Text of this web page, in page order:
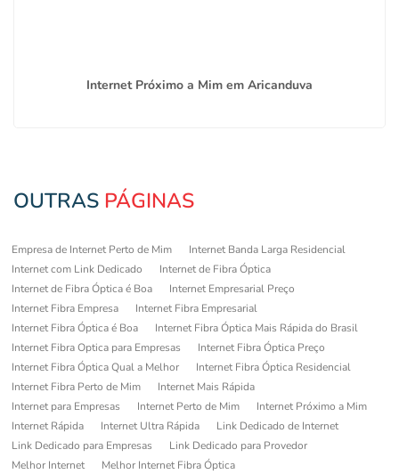
Internet Próximo a Mim em Aricanduva
OUTRAS PÁGINAS
Empresa de Internet Perto de Mim
Internet Banda Larga Residencial
Internet com Link Dedicado
Internet de Fibra Óptica
Internet de Fibra Óptica é Boa
Internet Empresarial Preço
Internet Fibra Empresa
Internet Fibra Empresarial
Internet Fibra Óptica é Boa
Internet Fibra Óptica Mais Rápida do Brasil
Internet Fibra Optica para Empresas
Internet Fibra Óptica Preço
Internet Fibra Óptica Qual a Melhor
Internet Fibra Óptica Residencial
Internet Fibra Perto de Mim
Internet Mais Rápida
Internet para Empresas
Internet Perto de Mim
Internet Próximo a Mim
Internet Rápida
Internet Ultra Rápida
Link Dedicado de Internet
Link Dedicado para Empresas
Link Dedicado para Provedor
Melhor Internet
Melhor Internet Fibra Óptica